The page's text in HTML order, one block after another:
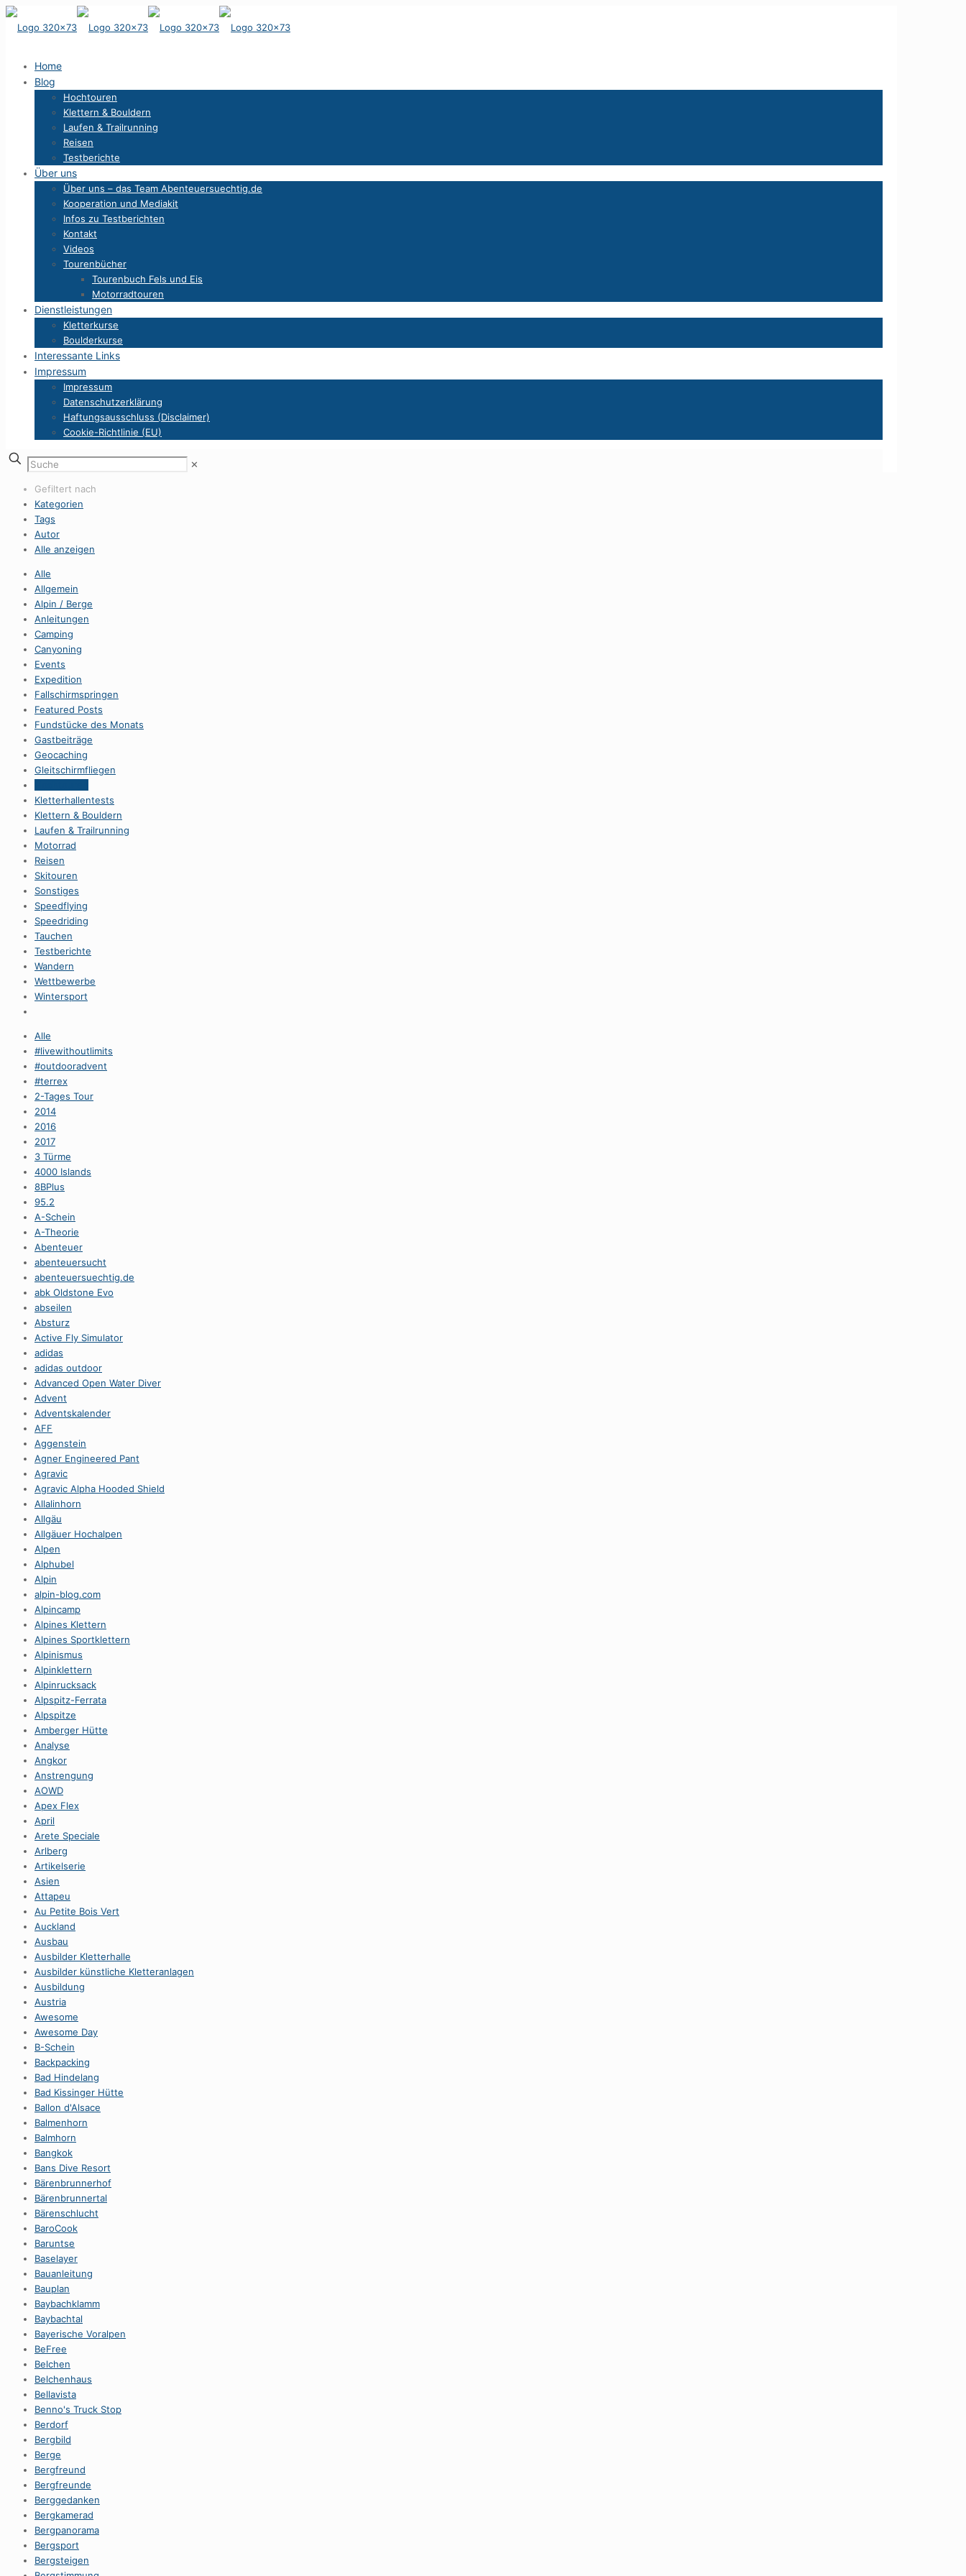
Home
Blog
Hochtouren
Klettern & Bouldern
Laufen & Trailrunning
Reisen
Testberichte
Über uns
Über uns – das Team Abenteuersuechtig.de
Kooperation und Mediakit
Infos zu Testberichten
Kontakt
Videos
Tourenbücher
Tourenbuch Fels und Eis
Motorradtouren
Dienstleistungen
Kletterkurse
Boulderkurse
Interessante Links
Impressum
Impressum
Datenschutzerklärung
Haftungsausschluss (Disclaimer)
Cookie-Richtlinie (EU)
✕
Gefiltert nach
Kategorien
Tags
Autor
Alle anzeigen
Alle
Allgemein
Alpin / Berge
Anleitungen
Camping
Canyoning
Events
Expedition
Fallschirmspringen
Featured Posts
Fundstücke des Monats
Gastbeiträge
Geocaching
Gleitschirmfliegen
Kletterhallentests
Klettern & Bouldern
Laufen & Trailrunning
Motorrad
Reisen
Skitouren
Sonstiges
Speedflying
Speedriding
Tauchen
Testberichte
Wandern
Wettbewerbe
Wintersport
Alle
#livewithoutlimits
#outdooradvent
#terrex
2-Tages Tour
2014
2016
2017
3 Türme
4000 Islands
8BPlus
95.2
A-Schein
A-Theorie
Abenteuer
abenteuersucht
abenteuersuechtig.de
abk Oldstone Evo
abseilen
Absturz
Active Fly Simulator
adidas
adidas outdoor
Advanced Open Water Diver
Advent
Adventskalender
AFF
Aggenstein
Agner Engineered Pant
Agravic
Agravic Alpha Hooded Shield
Allalinhorn
Allgäu
Allgäuer Hochalpen
Alpen
Alphubel
Alpin
alpin-blog.com
Alpincamp
Alpines Klettern
Alpines Sportklettern
Alpinismus
Alpinklettern
Alpinrucksack
Alpspitz-Ferrata
Alpspitze
Amberger Hütte
Analyse
Angkor
Anstrengung
AOWD
Apex Flex
April
Arete Speciale
Arlberg
Artikelserie
Asien
Attapeu
Au Petite Bois Vert
Auckland
Ausbau
Ausbilder Kletterhalle
Ausbilder künstliche Kletteranlagen
Ausbildung
Austria
Awesome
Awesome Day
B-Schein
Backpacking
Bad Hindelang
Bad Kissinger Hütte
Ballon d'Alsace
Balmenhorn
Balmhorn
Bangkok
Bans Dive Resort
Bärenbrunnerhof
Bärenbrunnertal
Bärenschlucht
BaroCook
Baruntse
Baselayer
Bauanleitung
Bauplan
Baybachklamm
Baybachtal
Bayerische Voralpen
BeFree
Belchen
Belchenhaus
Bellavista
Benno's Truck Stop
Berdorf
Bergbild
Berge
Bergfreund
Bergfreunde
Berggedanken
Bergkamerad
Bergpanorama
Bergsport
Bergsteigen